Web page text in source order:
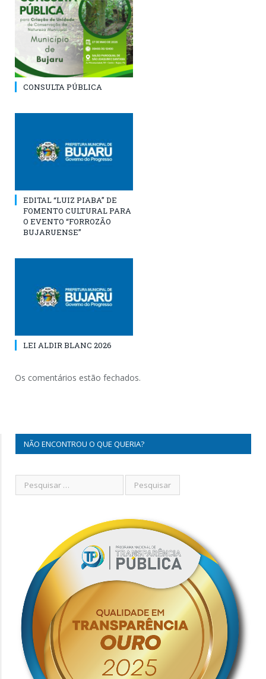
CONSULTA PÚBLICA
EDITAL “LUIZ PIABA” DE
FOMENTO CULTURAL PARA
O EVENTO “FORROZÃO
BUJARUENSE”
LEI ALDIR BLANC 2026
Os comentários estão fechados.
NÃO ENCONTROU O QUE QUERIA?